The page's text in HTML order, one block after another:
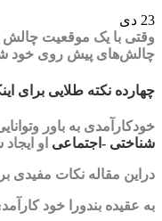
23 دی
وقتی با یک موقعیت چالش
چالش‌های پیش روی خود
چهارده نکته طلایی برای
خودکارآمدی به باور
شناختی -اجتماعی او
دراین مقاله نکات مفیدی
به عقیده بندورا خود